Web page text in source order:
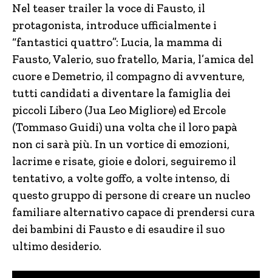
Nel teaser trailer la voce di Fausto, il
protagonista, introduce ufficialmente i
“fantastici quattro”: Lucia, la mamma di
Fausto, Valerio, suo fratello, Maria, l’amica del
cuore e Demetrio, il compagno di avventure,
tutti candidati a diventare la famiglia dei
piccoli Libero (Jua Leo Migliore) ed Ercole
(Tommaso Guidi) una volta che il loro papà
non ci sarà più. In un vortice di emozioni,
lacrime e risate, gioie e dolori, seguiremo il
tentativo, a volte goffo, a volte intenso, di
questo gruppo di persone di creare un nucleo
familiare alternativo capace di prendersi cura
dei bambini di Fausto e di esaudire il suo
ultimo desiderio.